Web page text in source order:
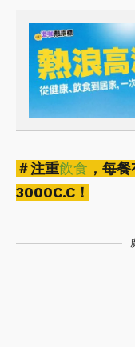
＃注重飲食 ，每
3000C.C！